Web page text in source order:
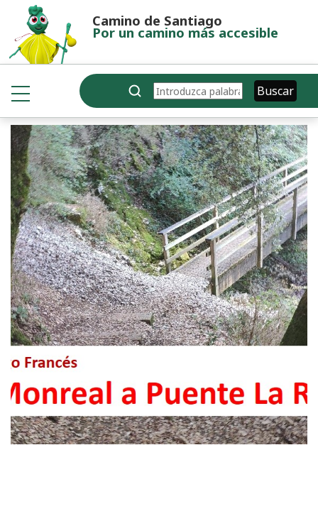
Pasar al contenido principal
Camino de Santiago
Por un camino más accesible
Buscar Buscar